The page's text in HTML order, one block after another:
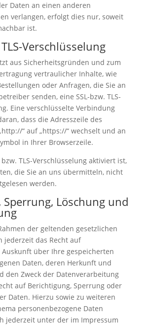
Daten an einen anderen
verlangen, erfolgt dies nur, soweit
ist.
TLS-Verschlüsselung
aus Sicherheitsgründen und zum
vertraulicher Inhalte, wie
oder Anfragen, die Sie an
senden, eine SSL-bzw. TLS-
Eine verschlüsselte Verbindung
dass die Adresszeile des
“ auf „https://“ wechselt und an
in Ihrer Browserzeile.
bzw. TLS-Verschlüsselung aktiviert ist,
die Sie an uns übermitteln, nicht
werden.
Löschung und
der geltenden gesetzlichen
jederzeit das Recht auf
über Ihre gespeicherten
Daten, deren Herkunft und
den Zweck der Datenverarbeitung
auf Berichtigung, Sperrung oder
Daten. Hierzu sowie zu weiteren
personenbezogene Daten
jederzeit unter der im Impressum